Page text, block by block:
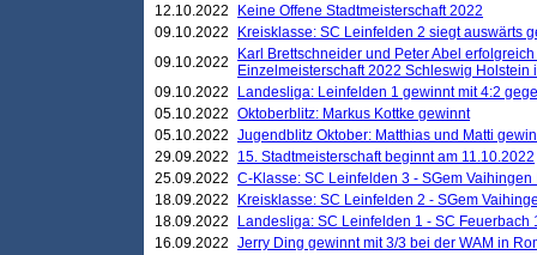
12.10.2022
Keine Offene Stadtmeisterschaft 2022
09.10.2022
Kreisklasse: SC Leinfelden 2 siegt auswärts
09.10.2022
Karl Brettschneider und Peter Abel
Einzelmeisterschaft 2022 Schleswig Holstein
09.10.2022
Landesliga: Leinfelden 1 gewinnt mit 4:2
05.10.2022 Oktoberblitz: Markus Kottke gewinnt
05.10.2022 Jugendblitz Oktober: Matthias und Matti
29.09.2022
15. Stadtmeisterschaft beginnt am 11.10.2022
25.09.2022 C-Klasse: SC Leinfelden 3 - SGem Vaihingen
18.09.2022
Kreisklasse: SC Leinfelden 2 - SGem
18.09.2022
Landesliga: SC Leinfelden 1 - SC Feuerbach
16.09.2022 Jerry Ding gewinnt mit 3/3 bei der WAM in